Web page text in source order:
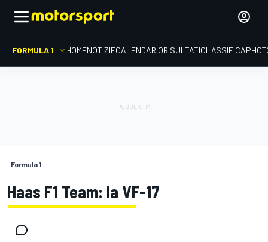
FORMULA 1 HOMENOTIZIECALENDARIORISULTATICLASSIFICA
Formula 1
Haas F1 Team: la VF-17